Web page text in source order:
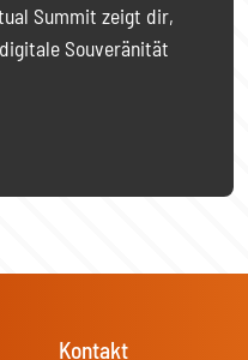
Summit zeigt dir,
Souveränität
Kontakt